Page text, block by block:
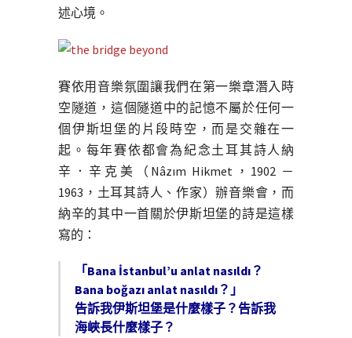
述心境。
賽依用音樂氛圍讓我們在第一樂章潛入時
空隧道，這個隧道中的記憶不屬於任何一
個伊斯坦堡的片段時空，而是交雜在一
起。每年賽依都會為紀念土耳其詩人納
辛．辛克美（Nâzım Hikmet，1902 －
1963，土耳其詩人、作家）辦音樂會，而
納辛的其中一首關於伊斯坦堡的詩是這樣
寫的：
「Bana İstanbul’u anlat nasıldı？
Bana boğazı anlat nasıldı？」
告訴我伊斯坦堡是什麼樣子？告訴我
海峽長什麼樣子？